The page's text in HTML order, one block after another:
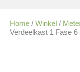
Home / Winkel /
Verdeelkast 1 Fase